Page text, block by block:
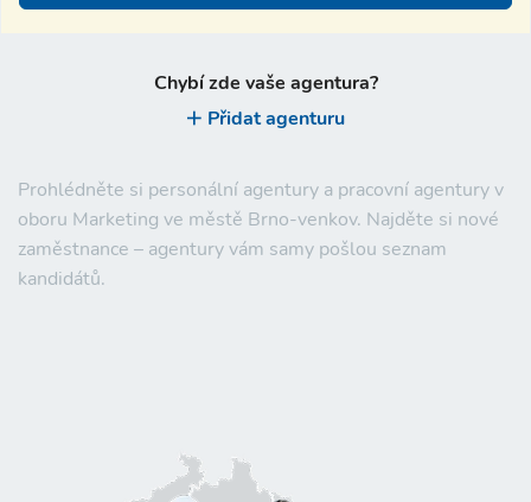
Prohlédněte si personální agentury a pracovní agentury v
oboru Marketing ve městě Brno-venkov. Najděte si nové
zaměstnance – agentury vám samy pošlou seznam
kandidátů.
Chybí zde vaše agentura?
Přidat agenturu